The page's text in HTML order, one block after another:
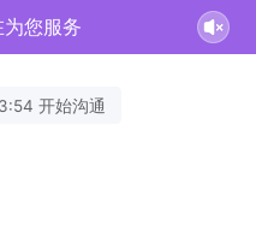
您服务
开始沟通